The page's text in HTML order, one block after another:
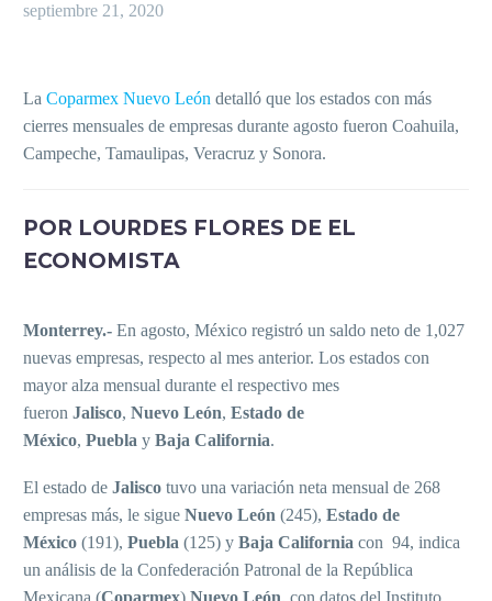
septiembre 21, 2020
La Coparmex Nuevo León detalló que los estados con más
cierres mensuales de empresas durante agosto fueron Coahuila,
Campeche, Tamaulipas, Veracruz y Sonora.
POR LOURDES FLORES DE EL
ECONOMISTA
Monterrey.- En agosto, México registró un saldo neto de 1,027
nuevas empresas, respecto al mes anterior. Los estados con
mayor alza mensual durante el respectivo mes
fueron Jalisco, Nuevo León, Estado de
México, Puebla y Baja California.
El estado de Jalisco tuvo una variación neta mensual de 268
empresas más, le sigue Nuevo León (245), Estado de
México (191), Puebla (125) y Baja California con 94, indica
un análisis de la Confederación Patronal de la República
Mexicana (Coparmex) Nuevo León, con datos del Instituto